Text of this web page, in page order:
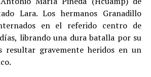
Lara. Los hermanos Granadillo
en el referido centro de
librando una dura batalla por su
resultar gravemente heridos en un